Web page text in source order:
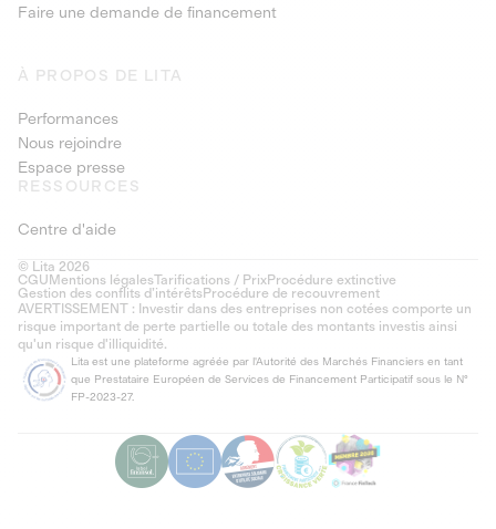
Faire une demande de financement
À PROPOS DE LITA
Performances
Nous rejoindre
Espace presse
RESSOURCES
Centre d'aide
© Lita 2026
CGU Mentions légalesTarifications / PrixProcédure extinctive
Gestion des conflits d’intérêtsProcédure de recouvrement
AVERTISSEMENT : Investir dans des entreprises non cotées comporte un
risque important de perte partielle ou totale des montants investis ainsi
qu'un risque d'illiquidité.
Lita est une plateforme agréée par l'Autorité des Marchés Financiers en tant
que Prestataire Européen de Services de Financement Participatif sous le N°
FP-2023-27.